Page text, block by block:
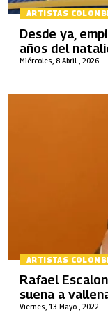
ARTISTAS
Miércoles, 8 Abril , 2026
Desde ya,
años del
ARTISTAS
Viernes, 13 Mayo , 2022
Rafael
suena a